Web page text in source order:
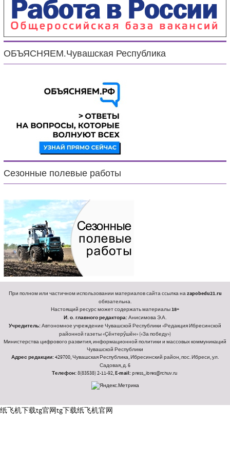
ОБЪЯСНЯЕМ.Чувашская Республика
Сезонные полевые работы
При полном или частичном использовании материалов сайта ссылка наzapobedu21.ru
обязательна.
Настоящий ресурс может содержать материалы18+
И. о. главного редактора:Анисимова Э.А.
Учредитель:Автономное учреждение Чувашской Республики «Редакция Ибресинской
районной газеты «Ҫӗнтерӳшӗн» («За победу»)
Министерства цифрового развития, информационной политики и массовых коммуникаций
Чувашской Республики
Адрес редакции:429700, Чувашская Республика, Ибресинский район, пос. Ибреси, ул.
Садовая, д. 6
Телефон:8(83538) 2-11-92,E-mail:press_ibres@rchuv.ru
纸飞机下载tg官网tg下载纸飞机官网